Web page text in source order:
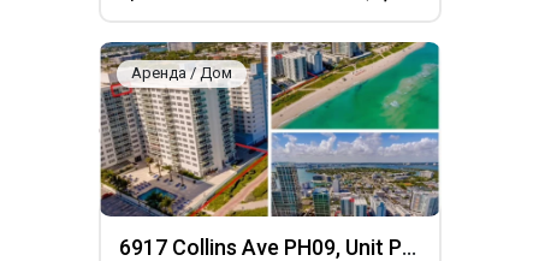
Аренда / Дом
6917 Collins Ave PH09, Unit PH09